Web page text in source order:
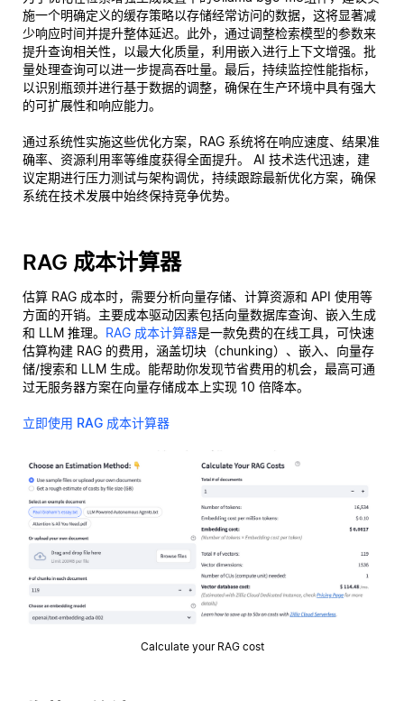
施一个明确定义的缓存策略以存储经常访问的数据，这将显著减
少响应时间并提升整体延迟。此外，通过调整检索模型的参数来
提升查询相关性，以最大化质量，利用嵌入进行上下文增强。批
量处理查询可以进一步提高吞吐量。最后，持续监控性能指标，
以识别瓶颈并进行基于数据的调整，确保在生产环境中具有强大
的可扩展性和响应能力。
通过系统性实施这些优化方案，RAG 系统将在响应速度、结果准
确率、资源利用率等维度获得全面提升。 AI 技术迭代迅速，建
议定期进行压力测试与架构调优，持续跟踪最新优化方案，确保
系统在技术发展中始终保持竞争优势。
RAG 成本计算器
估算 RAG 成本时，需要分析向量存储、计算资源和 API 使用等
方面的开销。主要成本驱动因素包括向量数据库查询、嵌入生成
和 LLM 推理。 RAG 成本计算器是一款免费的在线工具，可快速
估算构建 RAG 的费用，涵盖切块（chunking）、嵌入、向量存
储/搜索和 LLM 生成。能帮助你发现节省费用的机会，最高可通
过无服务器方案在向量存储成本上实现 10 倍降本。
立即使用 RAG 成本计算器
Calculate your RAG cost